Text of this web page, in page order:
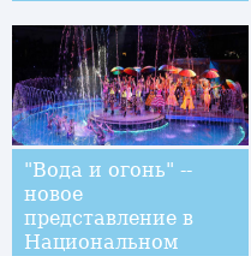
"Вода и огонь" --
новое
представление в
Национальном